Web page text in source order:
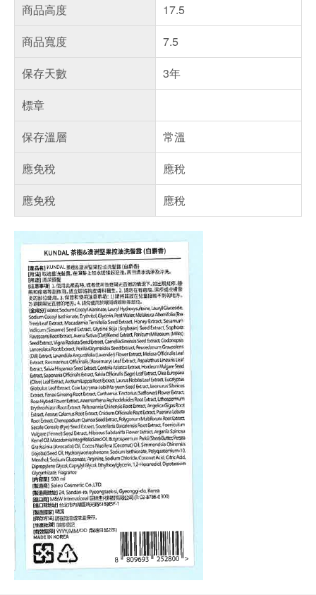
商品高度
17.5
商品寬度
7.5
保存天數
3年
標章
保存溫層
常溫
應免稅
應稅
應免稅
應稅
偏遠地區配送